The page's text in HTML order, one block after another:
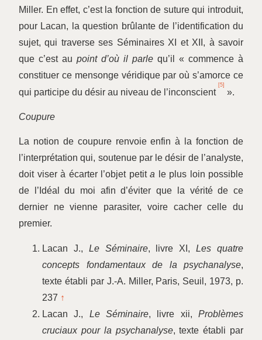
Miller. En effet, c’est la fonction de suture qui introduit,
pour Lacan, la question brûlante de l’identification du
sujet, qui traverse ses Séminaires XI et XII, à savoir
que c’est au point d’où il parle qu’il « commence à
constituer ce mensonge véridique par où s’amorce ce
qui participe du désir au niveau de l’inconscient
[5]
».
Coupure
La notion de coupure renvoie enfin à la fonction de
l’interprétation qui, soutenue par le désir de l’analyste,
doit viser à écarter l’objet petit a le plus loin possible
de l’Idéal du moi afin d’éviter que la vérité de ce
dernier ne vienne parasiter, voire cacher celle du
premier.
Lacan J., Le Séminaire, livre XI,Les quatre
concepts fondamentaux de la psychanalyse,
texte établi par J.-A. Miller, Paris, Seuil, 1973, p.
237 ↑
Lacan J., Le Séminaire, livre xii,Problèmes
cruciaux pour la psychanalyse, texte établi par